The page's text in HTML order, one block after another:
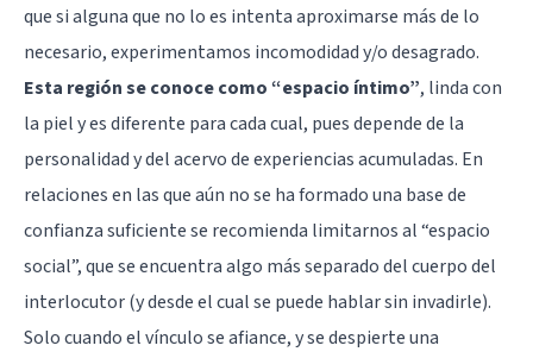
que si alguna que no lo es intenta aproximarse más de lo
necesario, experimentamos incomodidad y/o desagrado.
Esta región se conoce como “espacio íntimo”, linda con
la piel y es diferente para cada cual, pues depende de la
personalidad y del acervo de experiencias acumuladas. En
relaciones en las que aún no se ha formado una base de
confianza suficiente se recomienda limitarnos al “espacio
social”, que se encuentra algo más separado del cuerpo del
interlocutor (y desde el cual se puede hablar sin invadirle).
Solo cuando el vínculo se afiance, y se despierte una